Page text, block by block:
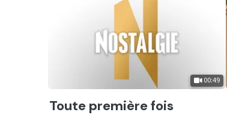
00:49
Ecouter
Toute première fois